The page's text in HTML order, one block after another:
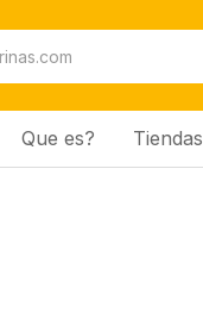
Que es? Tiendas